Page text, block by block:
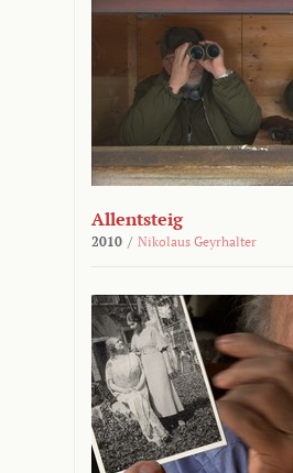
Allentsteig
2010 / Nikolaus Geyrhalter